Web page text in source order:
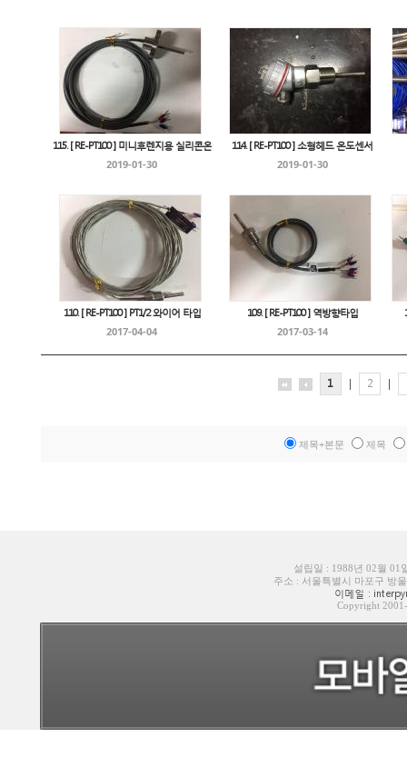
115. [ RE-PT100 ] 미니후렌지용 실리콘온
2019-01-30
114. [ RE-PT100 ] 소형헤드 온도센서
2019-01-30
110. [ RE-PT100 ] PT1/2 와이어 타입
2017-04-04
109. [ RE-PT100 ] 역방향타입
2017-03-14
1 | 2 |
제목+본문 제목
설립일 : 1988년 02월
주소 : 서울특별시 마포구 방
이메일 :
Copyright